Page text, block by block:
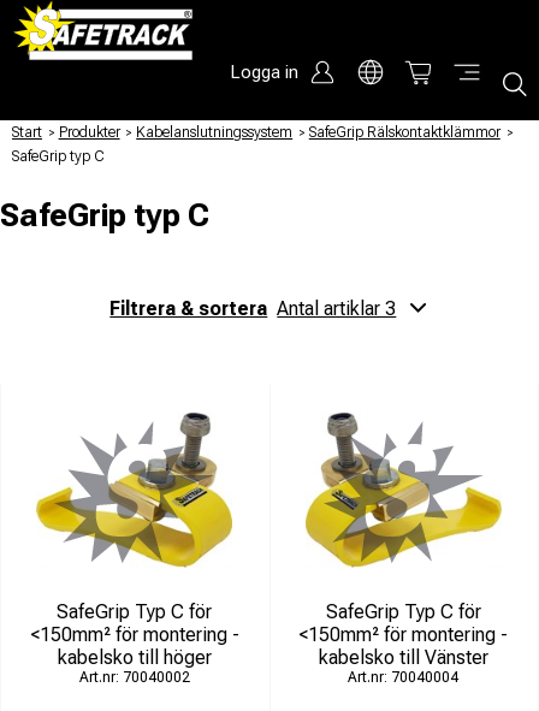
Logga in
Start / Produkter / Kabelanslutningssystem / SafeGrip Rälskontaktklämmor /
SafeGrip typ C
SafeGrip typ C
Filtrera & sortera Antal artiklar 3
SafeGrip Typ C för
<150mm² för montering -
kabelsko till höger
70040002
SafeGrip Typ C för
<150mm² för montering -
kabelsko till Vänster
70040004